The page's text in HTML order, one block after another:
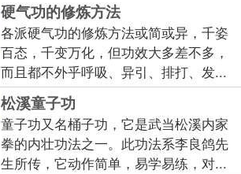
硬气功的修炼方法
各派硬气功的修炼方法或简或异，千姿
百态，千变万化，但功效大多差不多，
而且都不外乎呼吸、异引、排打、发...
松溪童子功
童子功又名桶子功，它是武当松溪内家
拳的内壮功法之一。此功法系李良鸽先
生所传，它动作简单，易学易练，对...